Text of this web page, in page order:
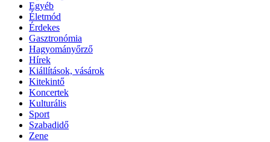
Egyéb
Életmód
Érdekes
Gasztronómia
Hagyományőrző
Hírek
Kiállítások, vásárok
Kitekintő
Koncertek
Kulturális
Sport
Szabadidő
Zene